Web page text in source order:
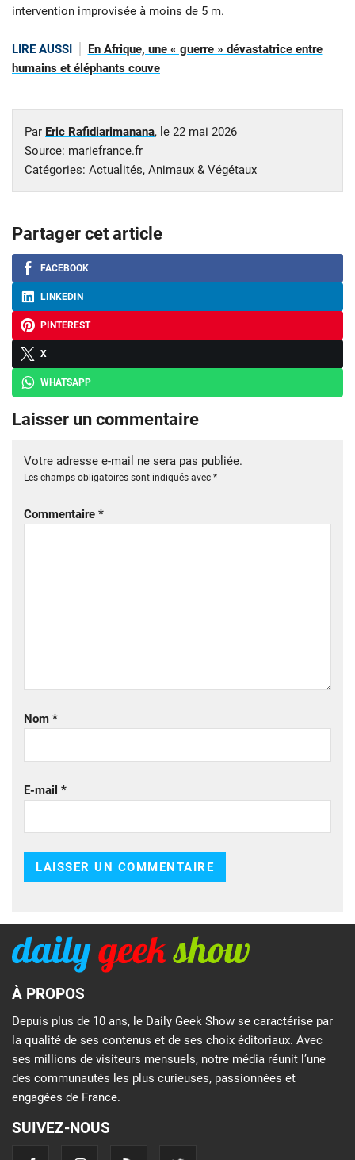
intervention improvisée à moins de 5 m.
LIRE AUSSI
En Afrique, une « guerre » dévastatrice entre
humains et éléphants couve
Par Eric Rafidiarimanana, le 22 mai 2026
Source: mariefrance.fr
Catégories: Actualités, Animaux & Végétaux
Partager cet article
FACEBOOK
LINKEDIN
PINTEREST
X
WHATSAPP
Laisser un commentaire
Votre adresse e-mail ne sera pas publiée.
Les champs obligatoires sont indiqués avec *
Commentaire *
Nom *
E-mail *
À PROPOS
Depuis plus de 10 ans, le Daily Geek Show se caractérise par
la qualité de ses contenus et de ses choix éditoriaux. Avec
ses millions de visiteurs mensuels, notre média réunit l’une
des communautés les plus curieuses, passionnées et
engagées de France.
SUIVEZ-NOUS